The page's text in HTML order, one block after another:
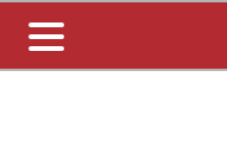
Toggle
navigation